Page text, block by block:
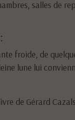
salles de
froide, de
lune lui
de Gérard